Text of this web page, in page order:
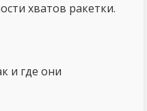
хватов ракетки.
и где они